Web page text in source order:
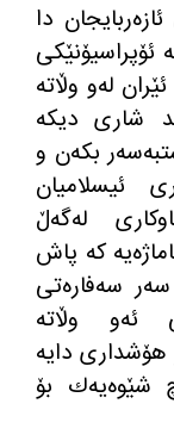
دا
ئۆپراسیۆنێكی
له‌و وڵاته
شاری دیكه‌
ده‌ستبه‌سه‌ر بكه‌ن و
ئیسلامیان
له‌گه‌ڵ
كه‌ پاش
سه‌فاره‌تی
ئه‌و وڵاته
دایه‌
شێوه‌یه‌ك بۆ